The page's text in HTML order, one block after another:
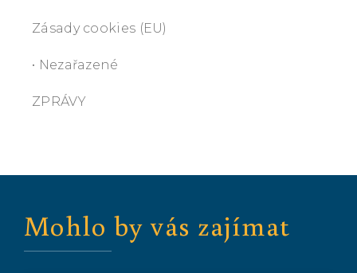
Zásady cookies (EU)
• Nezařazené
ZPRÁVY
Mohlo by vás zajímat